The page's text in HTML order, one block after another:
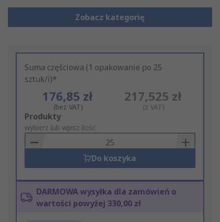
Zobacz kategorię
Suma częściowa (1 opakowanie po 25
sztuk/i)*
176,85 zł
(bez VAT)
217,525 zł
(z VAT)
Add
to
Basket
Produkty
wybierz lub wpisz ilość
Do koszyka
DARMOWA wysyłka dla zamówień o
wartości powyżej 330,00 zł